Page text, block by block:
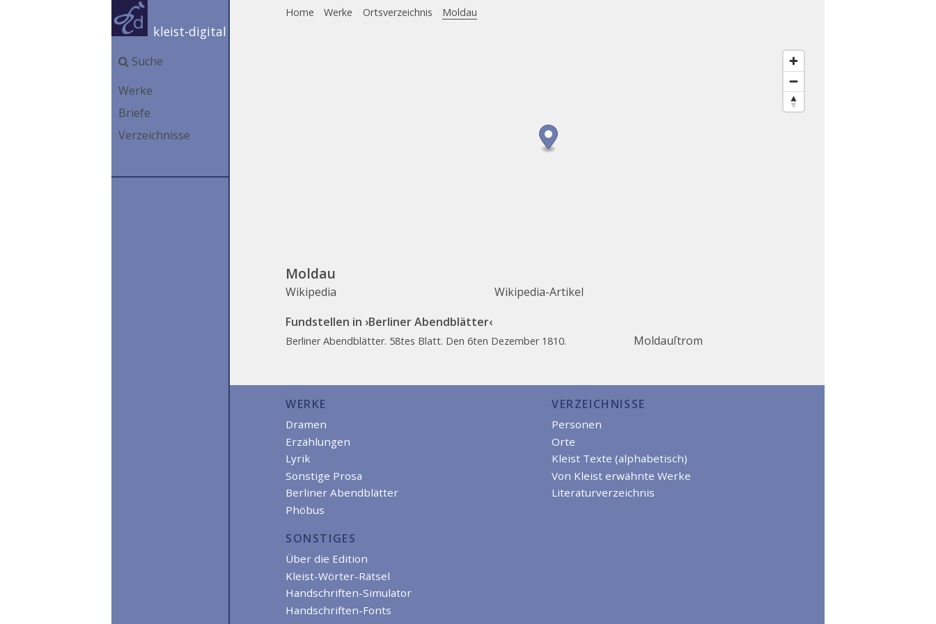
kleist-digital
Suche
Werke
Briefe
Verzeichnisse
Home Werke Ortsverzeichnis Moldau
Moldau
Wikipedia
Wikipedia-Artikel
Fundstellen in ›Berliner Abendblätter‹
Berliner Abendblätter. 58tes Blatt. Den 6ten Dezember 1810. Moldauſtrom
WERKE
Dramen
Erzählungen
Lyrik
Sonstige Prosa
Berliner Abendblätter
Phöbus
VERZEICHNISSE
Personen
Orte
Kleist Texte (alphabetisch)
Von Kleist erwähnte Werke
Literaturverzeichnis
SONSTIGES
Über die Edition
Kleist-Wörter-Rätsel
Handschriften-Simulator
Handschriften-Fonts